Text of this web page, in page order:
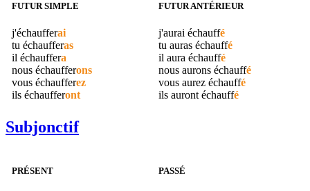
FUTUR SIMPLE
j'échaufferai
tu échaufferas
il échauffera
nous échaufferons
vous échaufferez
ils échaufferont
FUTUR ANTÉRIEUR
j'aurai échauffé
tu auras échauffé
il aura échauffé
nous aurons échauffé
vous aurez échauffé
ils auront échauffé
Subjonctif
PRÉSENT PASSÉ